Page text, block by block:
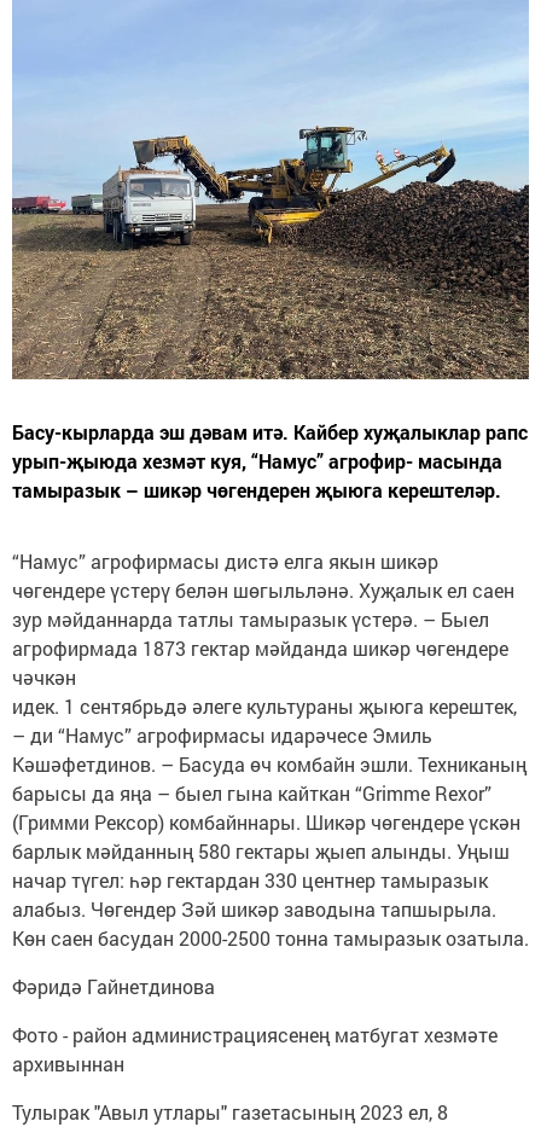
Басу-кырларда эш дәвам итә. Кайбер хуҗалыклар рапс
урып-җыюда хезмәт куя, “Намус” агрофир- масында
тамыразык – шикәр чөгендерен җыюга керештеләр.
“Намус” агрофирмасы дистә елга якын шикәр
чөгендере үстерү белән шөгыльләнә. Хуҗалык ел саен
зур мәйданнарда татлы тамыразык үстерә. – Быел
агрофирмада 1873 гектар мәйданда шикәр чөгендере
чәчкән
идек. 1 сентябрьдә әлеге культураны җыюга керештек,
– ди “Намус” агрофирмасы идарәчесе Эмиль
Кәшәфетдинов. – Басуда өч комбайн эшли. Техниканың
барысы да яңа – быел гына кайткан “Grimme Rexor”
(Гримми Рексор) комбайннары. Шикәр чөгендере үскән
барлык мәйданның 580 гектары җыеп алынды. Уңыш
начар түгел: һәр гектардан 330 центнер тамыразык
алабыз. Чөгендер Зәй шикәр заводына тапшырыла.
Көн саен басудан 2000-2500 тонна тамыразык озатыла.
Фәридә Гайнетдинова
Фото - район администрациясенең матбугат хезмәте
архивыннан
Тулырак "Авыл утлары" газетасының 2023 ел, 8